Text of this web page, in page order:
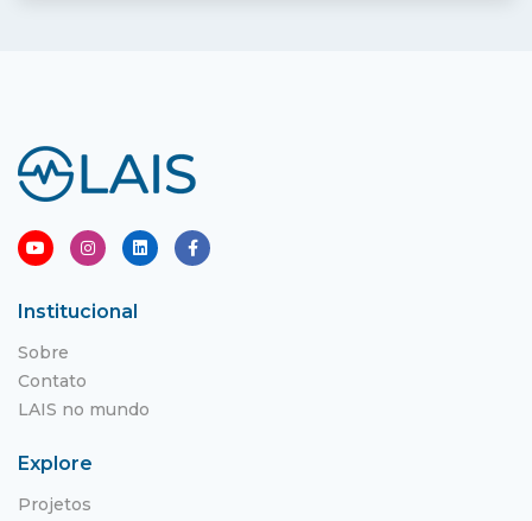
Institucional
Sobre
Contato
LAIS no mundo
Explore
Projetos